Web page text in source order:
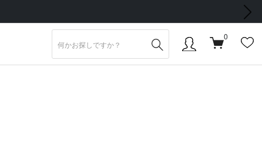
次の画像
0